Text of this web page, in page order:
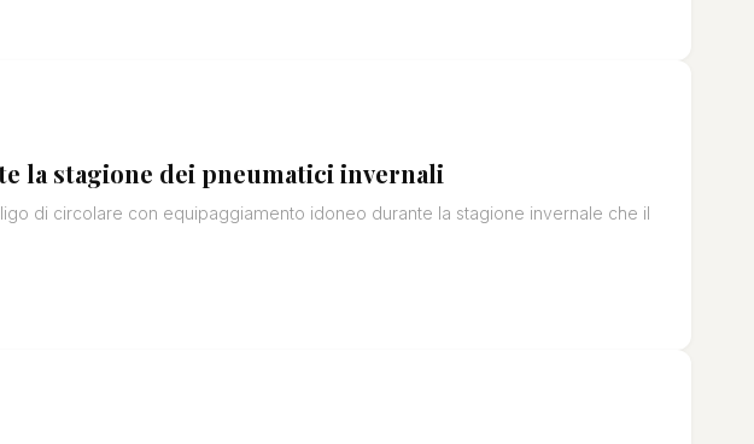
la stagione dei pneumatici invernali
di circolare con equipaggiamento idoneo durante la stagione invernale che il